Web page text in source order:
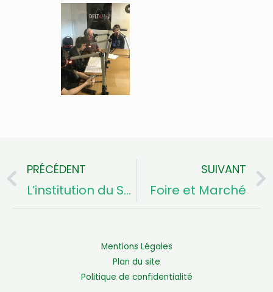
Précédent
PRÉCÉDENT
L’institution du Sacré Coeur
SUIVANT
Foire et Marché
Mentions Légales
Plan du site
Politique de confidentialité